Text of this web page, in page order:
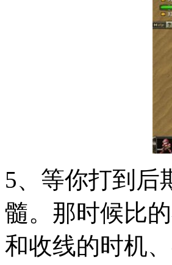
5、等你打到后
髓。那时候比
和收线的时机